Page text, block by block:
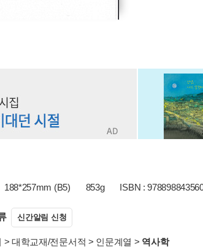
188*257mm (B5) 853g ISBN :
신간알림 신청
> 대학교재/전문서적 > 인문계열 > 역사학